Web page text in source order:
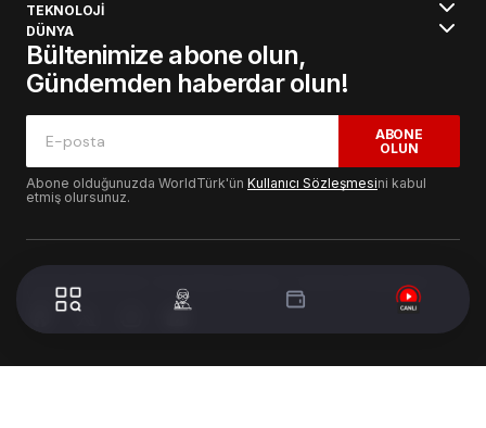
TEKNOLOJİ
DÜNYA
Bültenimize abone olun,
Gündemden haberdar olun!
ABONE
OLUN
Abone olduğunuzda WorldTürk'ün Kullanıcı Sözleşmesini kabul
etmiş olursunuz.
© 2024 WorldTurk. Tüm Hakları Saklıdır. - Tasarım & Geliştirme :
Volion's